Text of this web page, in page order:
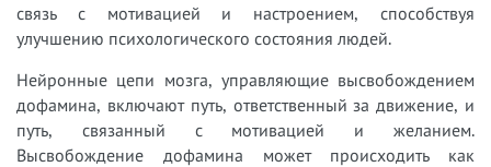
связь с мотивацией и настроением, способствуя
улучшению психологического состояния людей.
Нейронные цепи мозга, управляющие высвобождением
дофамина, включают путь, ответственный за движение, и
путь, связанный с мотивацией и желанием.
Высвобождение дофамина может происходить как